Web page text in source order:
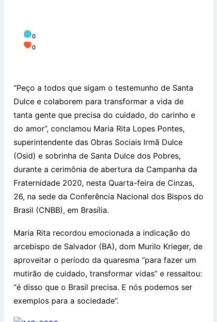
0
0
“Peço a todos que sigam o testemunho de Santa
Dulce e colaborem para transformar a vida de
tanta gente que precisa do cuidado, do carinho e
do amor”, conclamou Maria Rita Lopes Pontes,
superintendente das Obras Sociais Irmã Dulce
(Osid) e sobrinha de Santa Dulce dos Pobres,
durante a cerimônia de abertura da Campanha da
Fraternidade 2020, nesta Quarta-feira de Cinzas,
26, na sede da Conferência Nacional dos Bispos do
Brasil (CNBB), em Brasília.
Maria Rita recordou emocionada a indicação do
arcebispo de Salvador (BA), dom Murilo Krieger, de
aproveitar o período da quaresma “para fazer um
mutirão de cuidado, transformar vidas” e ressaltou:
“é disso que o Brasil precisa. E nós podemos ser
exemplos para a sociedade”.